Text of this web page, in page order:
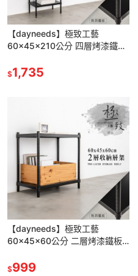
【dayneeds】極致工藝
60x45x210公分 四層烤漆鐵板
$1,735
【dayneeds】極致工藝
60x45x60公分 二層烤漆鐵板
$999